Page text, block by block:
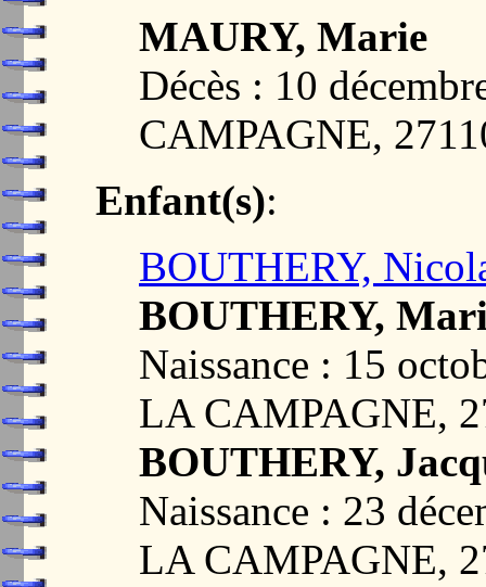
MAURY, Marie
Décès : 10
CAMPAGNE,
Enfant(s):
BOUTHERY,
BOUTHERY,
Naissance : 15
LA CAMPAGNE,
BOUTHERY,
Naissance : 23
LA CAMPAGNE,